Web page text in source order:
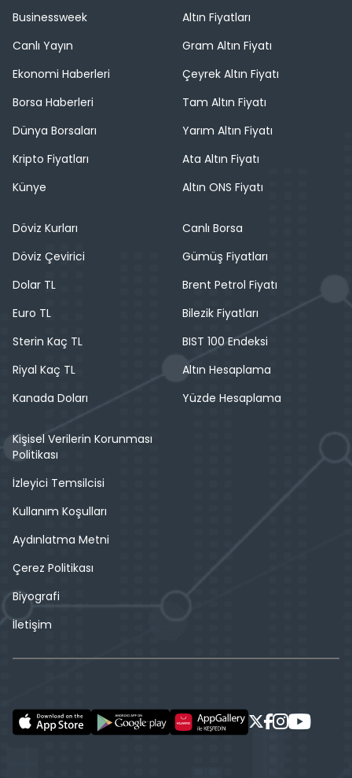
Businessweek
Canlı Yayın
Ekonomi Haberleri
Borsa Haberleri
Dünya Borsaları
Kripto Fiyatları
Künye
Altın Fiyatları
Gram Altın Fiyatı
Çeyrek Altın Fiyatı
Tam Altın Fiyatı
Yarım Altın Fiyatı
Ata Altın Fiyatı
Altın ONS Fiyatı
Döviz Kurları
Döviz Çevirici
Dolar TL
Euro TL
Sterin Kaç TL
Riyal Kaç TL
Kanada Doları
Canlı Borsa
Gümüş Fiyatları
Brent Petrol Fiyatı
Bilezik Fiyatları
BIST 100 Endeksi
Altın Hesaplama
Yüzde Hesaplama
Kişisel Verilerin Korunması
Politikası
İzleyici Temsilcisi
Kullanım Koşulları
Aydınlatma Metni
Çerez Politikası
Biyografi
İletişim